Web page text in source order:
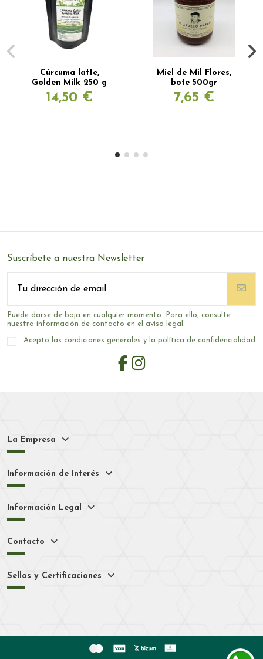
Cúrcuma latte,
Golden Milk 250 g
14,50 €
Miel de Mil Flores,
bote 500gr
7,65 €
Suscríbete a nuestra Newsletter
Puede darse de baja en cualquier momento. Para ello, consulte
nuestra información de contacto en el aviso legal.
Acepto las condiciones generales y la política de confidencialidad
La Empresa
Información de Interés
Información Legal
Contacto
Sellos y Certificaciones